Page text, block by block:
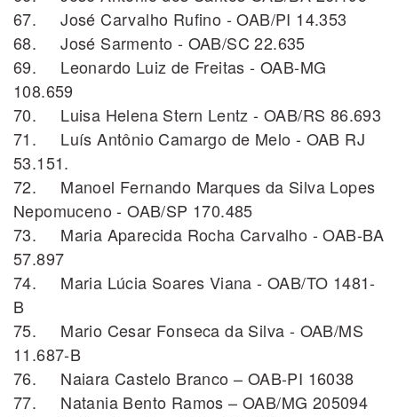
67. José Carvalho Rufino - OAB/PI 14.353
68. José Sarmento - OAB/SC 22.635
69. Leonardo Luiz de Freitas - OAB-MG
108.659
70. Luisa Helena Stern Lentz - OAB/RS 86.693
71. Luís Antônio Camargo de Melo - OAB RJ
53.151.
72. Manoel Fernando Marques da Silva Lopes
Nepomuceno - OAB/SP 170.485
73. Maria Aparecida Rocha Carvalho - OAB-BA
57.897
74. Maria Lúcia Soares Viana - OAB/TO 1481-
B
75. Mario Cesar Fonseca da Silva - OAB/MS
11.687-B
76. Naiara Castelo Branco – OAB-PI 16038
77. Natania Bento Ramos – OAB/MG 205094